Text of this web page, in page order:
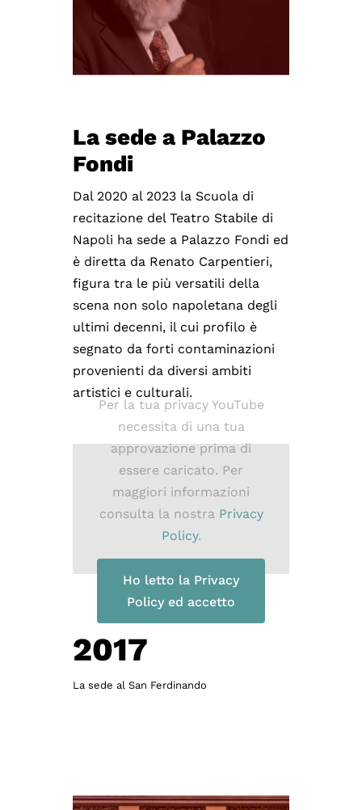
La sede a Palazzo
Fondi
Dal 2020 al 2023 la Scuola di
recitazione del Teatro Stabile di
Napoli ha sede a Palazzo Fondi ed
è diretta da Renato Carpentieri,
figura tra le più versatili della
scena non solo napoletana degli
ultimi decenni, il cui profilo è
segnato da forti contaminazioni
provenienti da diversi ambiti
artistici e culturali.
Per la tua privacy YouTube
necessita di una tua
approvazione prima di
essere caricato. Per
maggiori informazioni
consulta la nostra Privacy
Policy.
Ho letto la Privacy
Policy ed accetto
2017
La sede al San Ferdinando